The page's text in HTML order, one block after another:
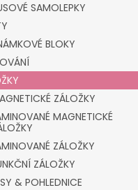
SAMOLEPKY
BLOKY
ZÁLOŽKY
MAGNETICKÉ
ZÁLOŽKY
ZÁLOŽKY
& POHLEDNICE